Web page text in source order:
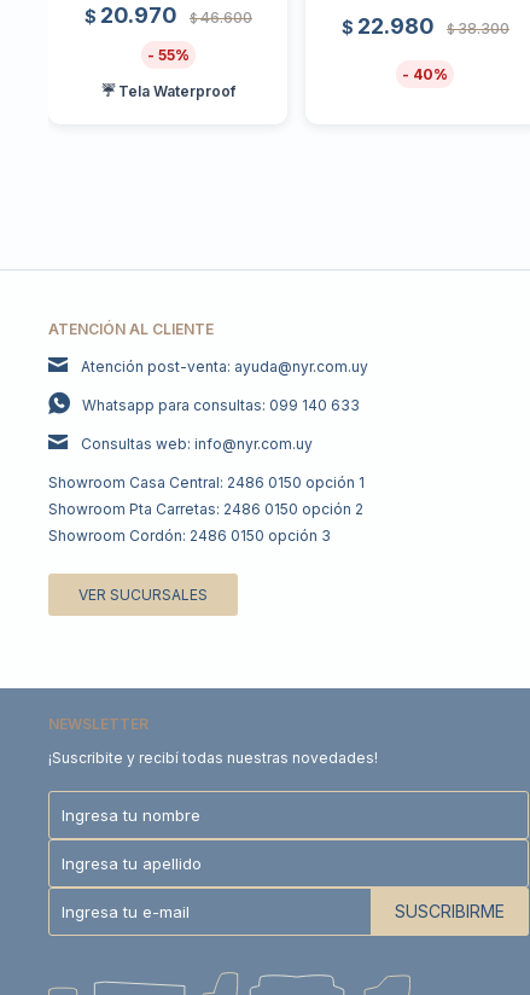
$ 20.970 $ 46.600
55
☔ Tela Waterproof
$ 22.980 $ 38.300
40
ATENCIÓN AL CLIENTE
Atención post-venta: ayuda@nyr.com.uy
Whatsapp para consultas: 099 140 633
Consultas web: info@nyr.com.uy
Showroom Casa Central: 2486 0150 opción 1
Showroom Pta Carretas: 2486 0150 opción 2
Showroom Cordón: 2486 0150 opción 3
VER SUCURSALES
NEWSLETTER
¡Suscribite y recibí todas nuestras novedades!
SUSCRIBIRME